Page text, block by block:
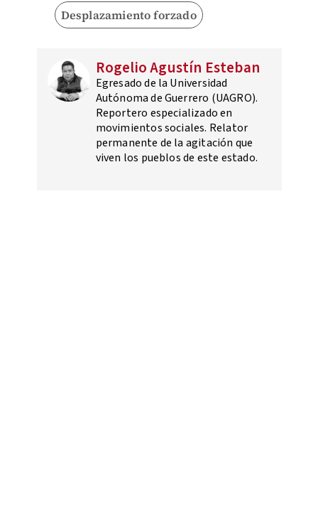
Desplazamiento forzado
Rogelio Agustín Esteban
Egresado de la Universidad
Autónoma de Guerrero (UAGRO).
Reportero especializado en
movimientos sociales. Relator
permanente de la agitación que
viven los pueblos de este estado.